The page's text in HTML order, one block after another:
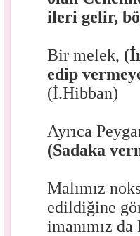
ileri gelir,
Bir melek,
edip
(İ.Hibban)
Ayrıca
(Sadaka
Malımız
edildiğine
imanımız